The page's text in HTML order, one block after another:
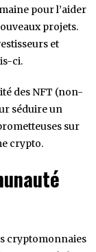
pour l’aider
projets.
et
ci.
des NFT (non-
séduire un
sur
crypto.
cryptomonnaies